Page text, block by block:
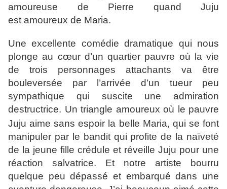
amoureuse de Pierre quand Juju
est amoureux de Maria.
Une excellente comédie dramatique qui nous
plonge au cœur d’un quartier pauvre où la vie
de trois personnages attachants va être
bouleversée par l’arrivée d’un tueur peu
sympathique qui suscite une admiration
destructrice. Un triangle amoureux où le pauvre
Juju aime sans espoir la belle Maria, qui se font
manipuler par le bandit qui profite de la naïveté
de la jeune fille crédule et réveille Juju pour une
réaction salvatrice. Et notre artiste bourru
quelque peu dépassé et embarqué dans une